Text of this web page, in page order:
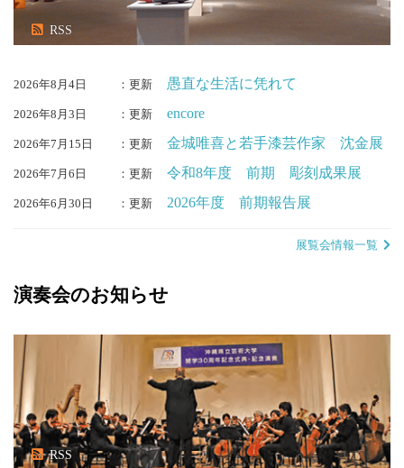
RSS
2026年8月4日 ：更新 愚直な生活に凭れて
2026年8月3日 ：更新 encore
2026年7月15日 ：更新 金城唯喜と若手漆芸作家 沈金展
2026年7月6日 ：更新 令和8年度 前期 彫刻成果展
2026年6月30日 ：更新 2026年度 前期報告展
展覧会情報一覧
演奏会のお知らせ
RSS